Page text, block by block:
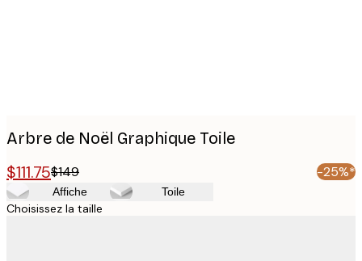
Arbre de Noël Graphique Toile
$111.75$149 -25%*
Affiche Toile
Choisissez la taille